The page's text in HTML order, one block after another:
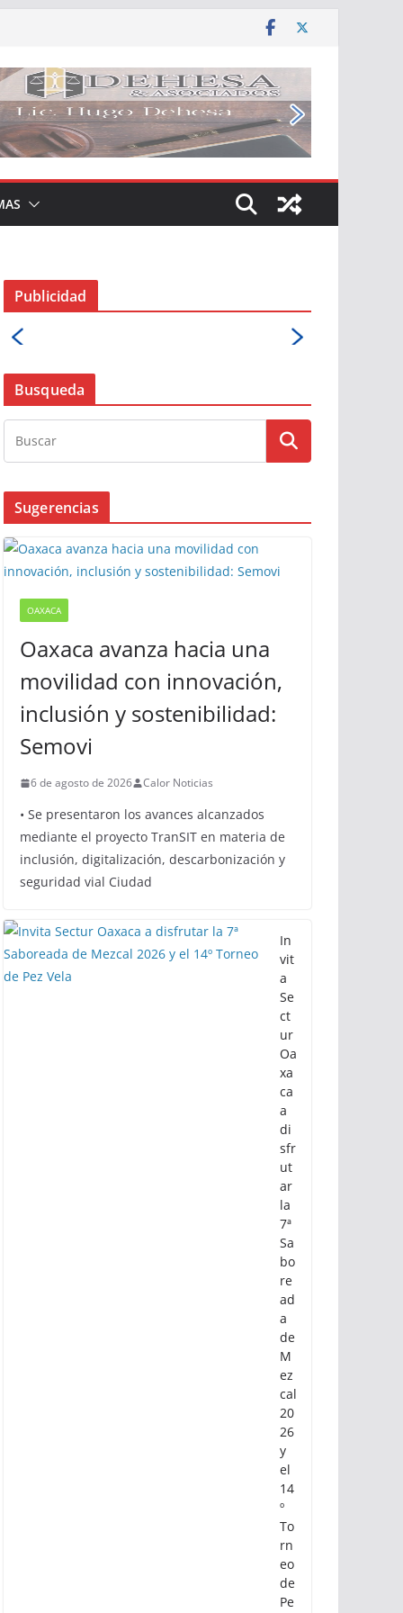
Publicidad
Busqueda
Sugerencias
OAXACA
Oaxaca avanza hacia una
movilidad con innovación,
inclusión y sostenibilidad:
Semovi
• Se presentaron los avances alcanzados
mediante el proyecto TranSIT en materia de
inclusión, digitalización, descarbonización y
In
vit
a
Se
ct
ur
Oa
xa
ca
a
di
sfr
ut
ar
la
7ª
Sa
bo
re
ad
a
de
M
ez
cal
20
26
y
el
14